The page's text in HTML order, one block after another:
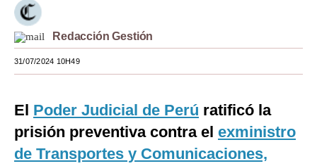
Moda
Estilos
Mundo
México
España
Redacción Gestión
31/07/2024 10H49
El Poder Judicial de Perú ratificó la
prisión preventiva contra el exministro
de Transportes y Comunicaciones,